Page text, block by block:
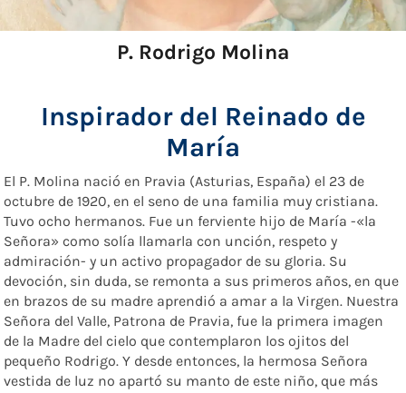
P. Rodrigo Molina
Inspirador del Reinado de
María
El P. Molina nació en Pravia (Asturias, España) el 23 de
octubre de 1920, en el seno de una familia muy cristiana.
Tuvo ocho hermanos. Fue un ferviente hijo de María -«la
Señora» como solía llamarla con unción, respeto y
admiración- y un activo propagador de su gloria. Su
devoción, sin duda, se remonta a sus primeros años, en que
en brazos de su madre aprendió a amar a la Virgen. Nuestra
Señora del Valle, Patrona de Pravia, fue la primera imagen
de la Madre del cielo que contemplaron los ojitos del
pequeño Rodrigo. Y desde entonces, la hermosa Señora
vestida de luz no apartó su manto de este niño, que más